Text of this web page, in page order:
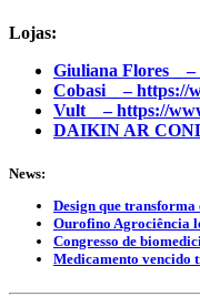
Lojas:
Giuliana Flores _
Cobasi _ – https://
Vult _ – https://
DAIKIN AR
News:
Design que transforma
Ourofino Agrociência
Congresso de
Medicamento vencido